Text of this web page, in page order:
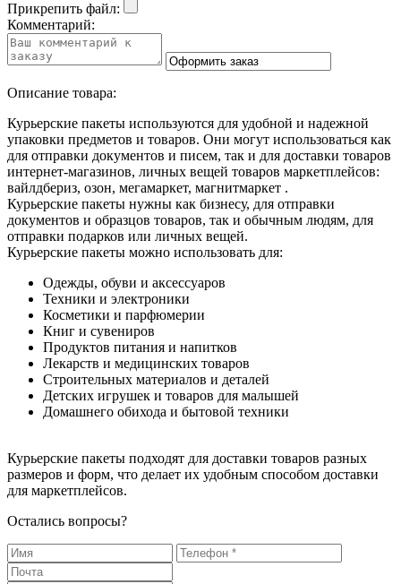
Прикрепить файл:
Комментарий:
Описание товара:
Курьерские пакеты используются для удобной и надежной
упаковки предметов и товаров. Они могут использоваться как
для отправки документов и писем, так и для доставки товаров
интернет-магазинов, личных вещей товаров маркетплейсов:
вайлдбериз, озон, мегамаркет, магнитмаркет .
Курьерские пакеты нужны как бизнесу, для отправки
документов и образцов товаров, так и обычным людям, для
отправки подарков или личных вещей.
Курьерские пакеты можно использовать для:
Одежды, обуви и аксессуаров
Техники и электроники
Косметики и парфюмерии
Книг и сувениров
Продуктов питания и напитков
Лекарств и медицинских товаров
Строительных материалов и деталей
Детских игрушек и товаров для малышей
Домашнего обихода и бытовой техники
Курьерские пакеты подходят для доставки товаров разных
размеров и форм, что делает их удобным способом доставки
для маркетплейсов.
Остались вопросы?